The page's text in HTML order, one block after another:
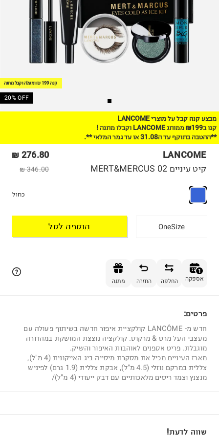
קנה 199 ₪ ומעלה וקבל מתנה
20% OFF
מבצע קנה קבל על מוצרי LANCOME
קנו ב₪199 ממותג LANCOME וקבלו מתנה !
**ההטבה בתוקף עד ה31.08 או עד גמר המלאי **.
LANCOME
276.80 ₪
346.00 ₪ קיט עיניים MERT&MERCUS 02
כחול
OneSize הוספה לסל
1
אספקה החלפה החזרה מתנה
פרטים:
חדש מ- LANCÔME קולקציית איפור חדשה בשיתוף פעולה עם
מעצבי העל מרט & מרקוס. קולקציה נוצצת המושקת במהדורה
מוגבלת. פריט אספנים לאוהבות האיפור והשיק.
מארז העיניים מכיל את מסקרת מיסייה ביג האייקונית (4 מ"ל),
צללית במרקם נוזלי (4.5 מ"ל), אבקת צללית (1.9 גרם) לפיניש
מנצנץ וצמד ריסים מלאכותיים עם דבק ייעודי (4 מ"ל)/
שווה לדעת!